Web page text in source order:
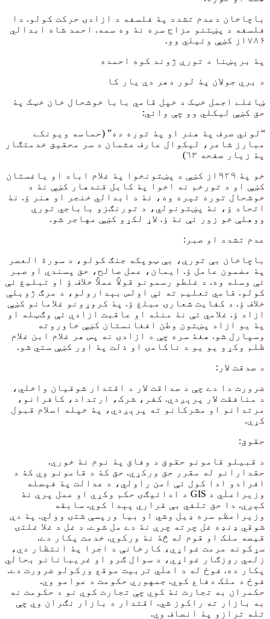
باچاخان دعدم تشدد پۀ فلسفه د ازادۍ حرکت کولو. دا
فلسفه د پښتنو مزاج سره نۀ وه سمه. احمد شاه ابدالي
۱۷۸۶ز کښې وئيلي وو.
پۀ برېښنا د تورې ژوند کوه احمده
د بري جولان پۀ لور دهر دې يار کا
ښاغلے اجمل خټک د خپل قامي بابا خوشحال خان خټک پۀ
حق کښې ليکلي وو چې وائي:
“لوئي صرف پۀ هنر او پۀ توره ده” (حماسه ويونکے
مبارز شاعر، ليکوال عارف عثمان د سر محقيق خدمتګار
پۀ زيار صفحه ٦٣)
خو پۀ ١٩٢٩ز کښې د پښتونخوا پۀ غلام اباد او ياغستان
کښې او د تورخم نه اخوا پۀ کابل قندهار کښې نۀ د
خوشحال توره تېره وه، نۀ د ابدالي خنجر او هنر ؤ. نۀ
اتحاد ؤ، نۀ پښتونولي، د تورنګزو باباجي تورې
ووهلې خو زور ئې نۀ ؤ. لاړ لکړو کښې مهاجر شو.
عدم تشدد او صبر:
باچاخان بې تورې، بې ټوپکه جنګ کولو، د سورة العصر
پۀ مضمون عامل ؤ. ايمان، عمل صالح، حق پسندي او صبر
ئې وسله وه. د غلطو رسمونو قولاً عملاً خلاف ؤ او تبليغ ئې
کولو. قامي تعليم ته ئې اولس بېدارولو، د مرګ ژوبلې
خلاف ؤ. د کفايت شعارۍ مبلغ ؤ. پۀ کروړونو غلامانو کښې
ازاد ؤ. غلامي ئې نۀ منله او عاقبت ازادي ئې وګټله او
پۀ يو ازاد پښتون وطن افغانستان کښې خاوروته
وسپارل شو. هغۀ سره چې د ازادۍ نه پس هر غلام ابن غلام
ظلم وکړو يو يو د ناکامۍ او ذلت پۀ اور کښې ستي شو.
د صدقت لار:
ضرورت دا دے چې د صداقت لار د اقتدار شوقيان واخلي،
د منافقت لار پرېږدي. کفر، شرک، ارتداد، کافرانو،
مرتدانو او مشرکانو ته پرېږدي، پۀ خپله اسلام قبول
کړي.
حقوق:
د قبيلو قامونو حقوق د وفاق پۀ نوم نۀ خوري.
حقدارانو له مقرر حق ورکړي. حق کۀ د قامونو وي کۀ د
افرادو ادا کول ئې امن راولي، د عدالت پۀ فېصله
وزيراعلٰي د GIS د ادائيګۍ حکم وکړي او عمل پرې نۀ
کېږي. دا حق تلفي بې قراري پېدا کوي. سابقه
وزيراعظم سره ډيل وشي او بيا ورپسې شتۍ وولي. پۀ دې
شوقي ډنډه غل چرته چرې نۀ دے مل شوے. د غل د غلا غلتۍ
قيصه ملک او قوم له څۀ نۀ ورکوي. خدمت پکار دے.
سړکونه مرمت غواړي، کارخانې د اجرا پۀ انتظار دي،
زلمي روزګار غواړي، د سوال ګرو او غريبانانو بحالي
پکار ده. فوځ له د اعلٰي تربيت موقع ورکولو ضرورت دے.
فوځ د ملک دفاع کوي. جمهوري حکومت د عوامو وي.
حکمران به تجارت نۀ کوي چې تجارت کوي نو د حکومت نه
به بازار ته راکوز شي. اقتدار د بازار نګران وي چې
تله ترازو پۀ انصاف وي.